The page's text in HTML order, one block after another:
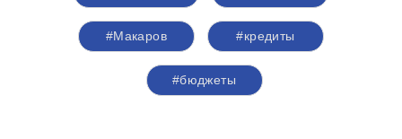
#Макаров #кредиты
#бюджеты